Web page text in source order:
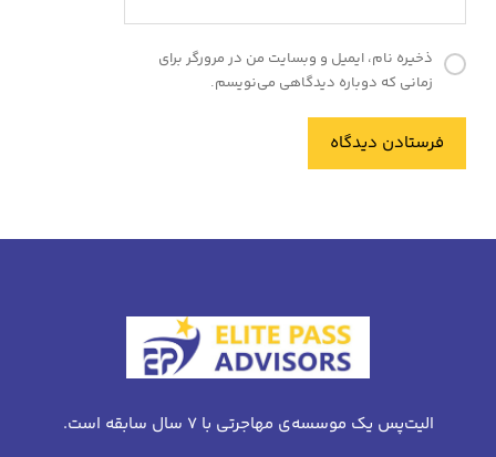
ذخیره نام، ایمیل و وبسایت من در مرورگر برای
زمانی که دوباره دیدگاهی می‌نویسم.
فرستادن دیدگاه
الیت‌پس یک موسسه‌ی مهاجرتی با 7 سال سابقه است.